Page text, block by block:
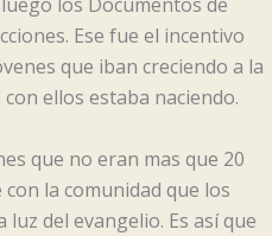
Ese fue el incentivo
que iban creciendo a la
ellos estaba naciendo.
que no eran mas que 20
la comunidad que los
del evangelio. Es así que